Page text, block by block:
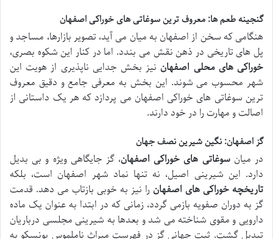
گنجینه طعم ها: معروف ترین سوغاتی های خوراکی اصفهان
هنگامی که سخن از اصفهان به میان می آید، تصویر بازارها، مساجد و
پل های تاریخی در ذهن نقش می بندد. اما در کنار این شکوه بصری،
خوراکی های محلی اصفهاننیز بخش جدایی ناپذیری از هویت این
شهر محسوب می شوند. این بخش به معرفی جامع و دقیق معروف
ترین سوغاتی های خوراکی اصفهان می پردازد که هر یک داستانی از
اصالت و مهارت را در خود دارند.
گز اصفهان: نگین شیرین نصف جهان
در میانسوغاتی های خوراکی اصفهان، گز جایگاهی ویژه و بی بدیل
دارد. این شیرینی اصیل، نه تنها نماد شهر اصفهان است، بلکه
تاریخچه خوراکی های اصفهانرا نیز به خوبی بازتاب می دهد. قدمت
گز به دوران صفویه بازمی گردد، زمانی که در ابتدا به عنوان یک ماده
دارویی و مقوی شناخته می شد و بعدها به شیرینی مجلسی درباریان
تبدیل گشت. ثبت جهانی گز در فهرست میراث ناملموس یونسکو به